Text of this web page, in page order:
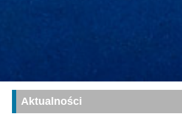
Aktualności